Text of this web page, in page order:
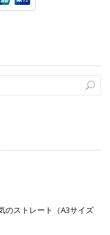
のストレート（A3サイズ